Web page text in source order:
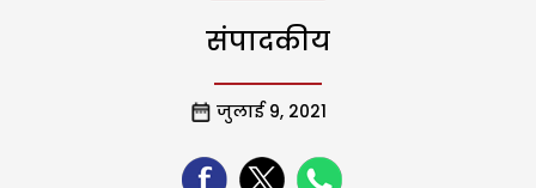
संपादकीय
जुलाई 9, 2021